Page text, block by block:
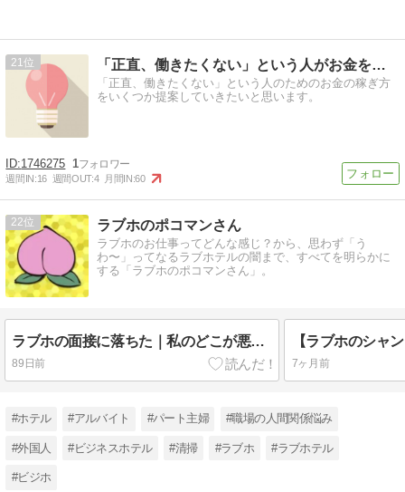
21 「正直、働きたくない」という人がお金を稼ぐ方法
「正直、働きたくない」という人のためのお金の稼ぎ方
をいくつか提案していきたいと思います。
1746275 1
週間IN:16 週間OUT:4 月間IN:60
22 ラブホのポコマンさん
ラブホのお仕事ってどんな感じ？から、思わず「う
わ〜」ってなるラブホテルの闇まで、すべてを明らかに
する「ラブホのポコマンさん」。
ラブホの面接に落ちた｜私のどこが悪かったの！？
89日前 7ヶ月前
#ホテル #アルバイト #パート主婦 #職場の人間関係悩み
#外国人 #ビジネスホテル #清掃 #ラブホ #ラブホテル
#ビジホ